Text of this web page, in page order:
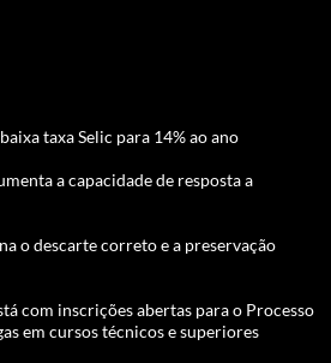
taxa Selic para 14% ao ano
a capacidade de resposta a
o descarte correto e a preservação
com inscrições abertas para o Processo
em cursos técnicos e superiores